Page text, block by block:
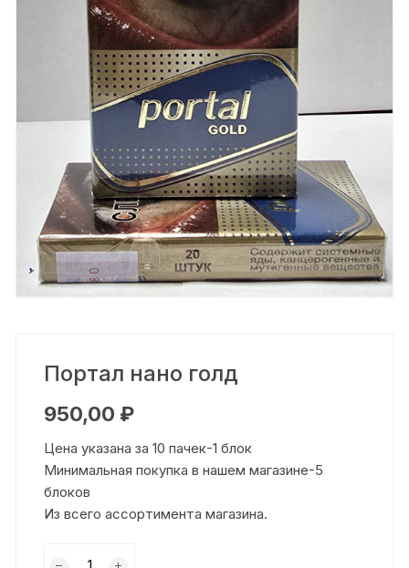
Портал нано голд
950,00 ₽
Цена указана за 10 пачек-1 блок
Минимальная покупка в нашем магазине-5
блоков
Из всего ассортимента магазина.